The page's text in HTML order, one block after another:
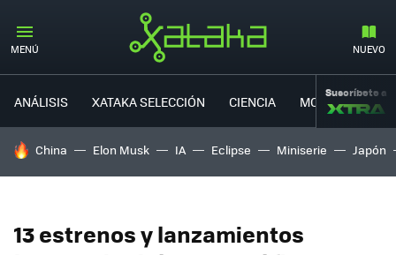
MENÚ NUEVO
ANÁLISIS XATAKA SELECCIÓN CIENCIA MOVILIDAD
Suscríbete a
HOY SE HABLA DE
China Elon Musk IA Eclipse Miniserie Japón
13 estrenos y lanzamientos